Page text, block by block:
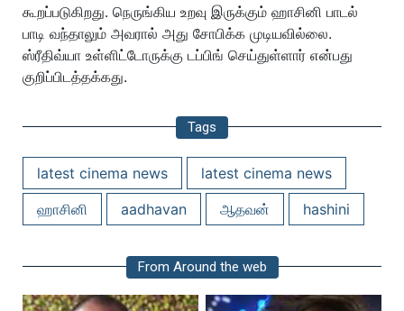
கூறப்படுகிறது. நெருங்கிய உறவு இருக்கும் ஹாசினி பாடல்
பாடி வந்தாலும் அவரால் அது சோபிக்க முடியவில்லை.
ஸ்ரீதிவ்யா உள்ளிட்டோருக்கு டப்பிங் செய்துள்ளார் என்பது
குறிப்பிடத்தக்கது.
Tags
latest cinema news
latest cinema news
ஹாசினி
aadhavan ஆதவன் hashini
From Around the web